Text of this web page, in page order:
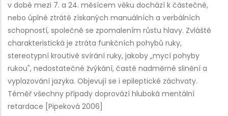
v době mezi 7. a 24. měsícem věku dochází k částečné,
nebo úplné ztrátě získaných manuálních a verbálních
schopností, společně se zpomalením růstu hlavy. Zvláště
charakteristická je ztráta funkčních pohybů ruky,
stereotypní kroutivé svírání ruky, jakoby „mycí pohyby
rukou", nedostatečné žvýkání, časté nadměrné slinění a
vyplazování jazyka. Objevují se i epileptické záchvaty.
Téměř všechny případy doprovází hluboká mentální
retardace [Pipeková 2006]